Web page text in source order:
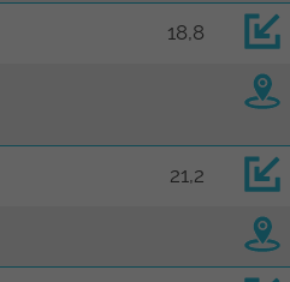
18,8
21,2